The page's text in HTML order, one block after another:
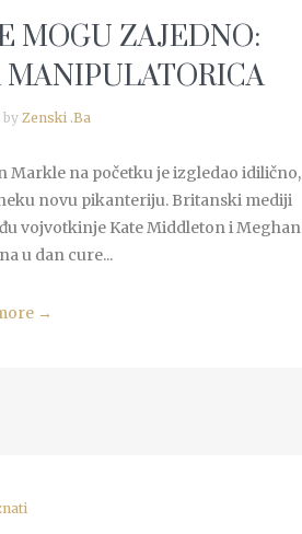
MOGU ZAJEDNO:
MANIPULATORICA
by Zenski .Ba
Markle na početku je izgledao idilično,
novu pikanteriju. Britanski mediji
vojvotkinje Kate Middleton i Meghan
u dan cure...
→